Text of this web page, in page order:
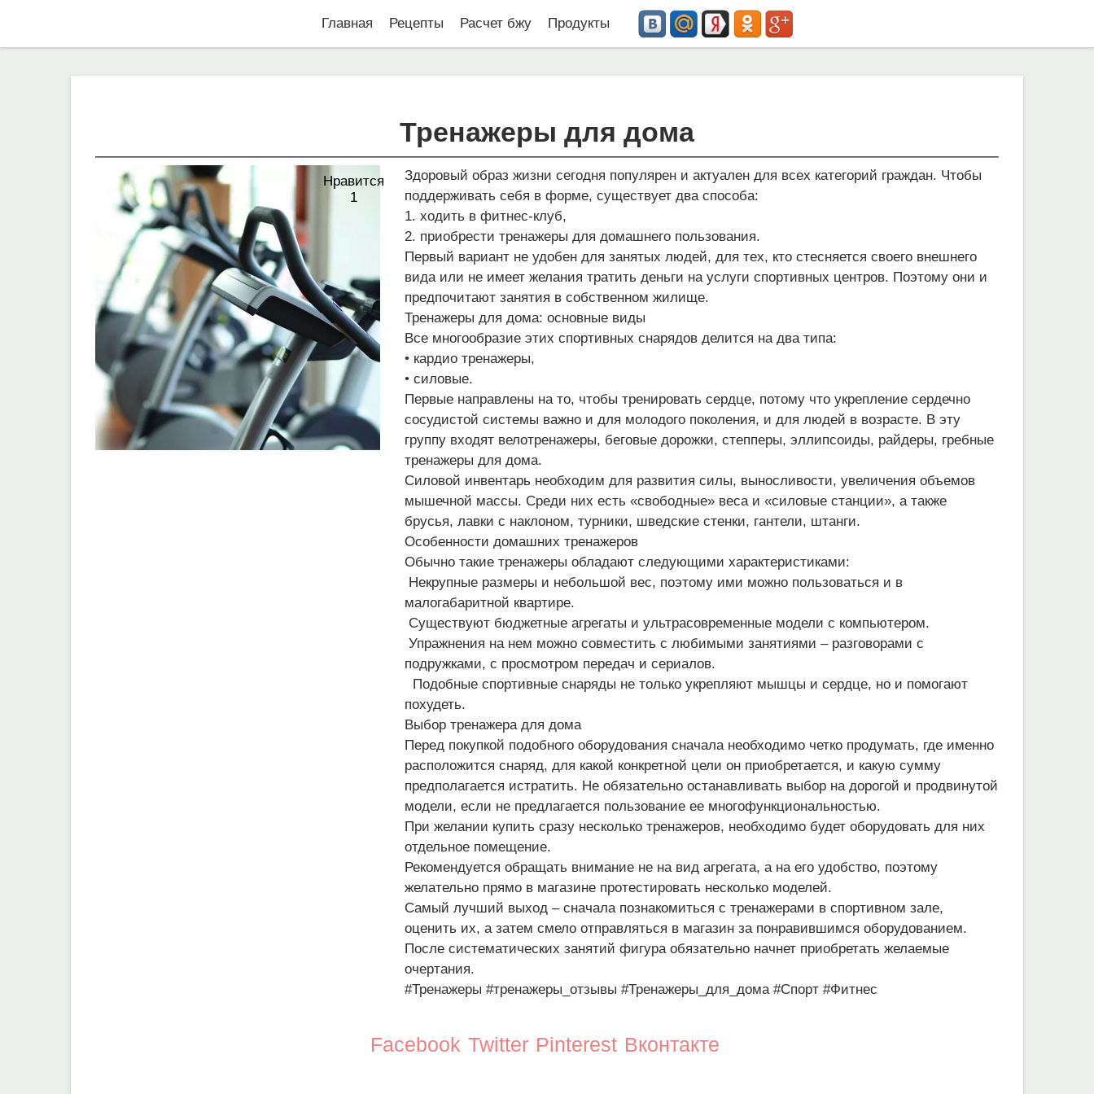
Главная Рецепты Расчет бжу Продукты
Тренажеры для дома
Нравится
1
Здоровый образ жизни сегодня популярен и актуален для всех категорий граждан. Чтобы
поддерживать себя в форме, существует два способа:
1. ходить в фитнес-клуб,
2. приобрести тренажеры для домашнего пользования.
Первый вариант не удобен для занятых людей, для тех, кто стесняется своего внешнего
вида или не имеет желания тратить деньги на услуги спортивных центров. Поэтому они и
предпочитают занятия в собственном жилище.
Тренажеры для дома: основные виды
Все многообразие этих спортивных снарядов делится на два типа:
• кардио тренажеры,
• силовые.
Первые направлены на то, чтобы тренировать сердце, потому что укрепление сердечно
сосудистой системы важно и для молодого поколения, и для людей в возрасте. В эту
группу входят велотренажеры, беговые дорожки, степперы, эллипсоиды, райдеры, гребные
тренажеры для дома.
Силовой инвентарь необходим для развития силы, выносливости, увеличения объемов
мышечной массы. Среди них есть «свободные» веса и «силовые станции», а также
брусья, лавки с наклоном, турники, шведские стенки, гантели, штанги.
Особенности домашних тренажеров
Обычно такие тренажеры обладают следующими характеристиками:
Некрупные размеры и небольшой вес, поэтому ими можно пользоваться и в
малогабаритной квартире.
Существуют бюджетные агрегаты и ультрасовременные модели с компьютером.
Упражнения на нем можно совместить с любимыми занятиями – разговорами с
подружками, с просмотром передач и сериалов.
Подобные спортивные снаряды не только укрепляют мышцы и сердце, но и помогают
похудеть.
Выбор тренажера для дома
Перед покупкой подобного оборудования сначала необходимо четко продумать, где именно
расположится снаряд, для какой конкретной цели он приобретается, и какую сумму
предполагается истратить. Не обязательно останавливать выбор на дорогой и продвинутой
модели, если не предлагается пользование ее многофункциональностью.
При желании купить сразу несколько тренажеров, необходимо будет оборудовать для них
отдельное помещение.
Рекомендуется обращать внимание не на вид агрегата, а на его удобство, поэтому
желательно прямо в магазине протестировать несколько моделей.
Самый лучший выход – сначала познакомиться с тренажерами в спортивном зале,
оценить их, а затем смело отправляться в магазин за понравившимся оборудованием.
После систематических занятий фигура обязательно начнет приобретать желаемые
#Тренажеры #тренажеры_отзывы #Тренажеры_для_дома #Спорт #Фитнес
Facebook Twitter Pinterest Вконтакте